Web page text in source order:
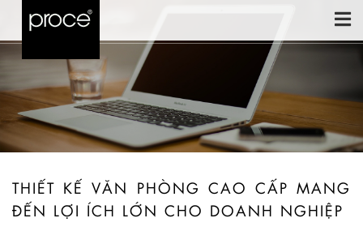
THIẾT KẾ VĂN PHÒNG CAO CẤP MANG
ĐẾN LỢI ÍCH LỚN CHO DOANH NGHIỆP